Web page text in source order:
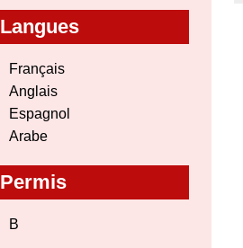
Langues
Français
Anglais
Espagnol
Arabe
Permis
B